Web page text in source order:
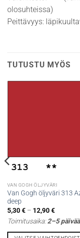
olosuhteissa)
Peittävyys:
TUTUSTU MYÖS
VAN GOGH ÖLJYVÄRI
Van Gogh öljyväri 313
deep
5,30€ – 12,90€
-
Toimitusaika:2–5 päivää